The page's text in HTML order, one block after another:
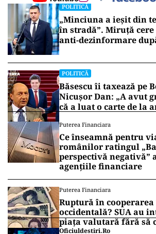
POLITICĂ
„Minciuna a ieșit din
în stradă”. Miruță
anti-dezinformare
POLITICĂ
Băsescu îi taxează pe
Nicușor Dan: „A avut
că a luat o carte de la
Puterea Financiara
Ce înseamnă pentru
românilor ratingul
perspectivă negativă”
agențiile financiare
Puterea Financiara
Ruptură în
occidentală? SUA au
piața valutară fără să
Oficiuldestiri.ro